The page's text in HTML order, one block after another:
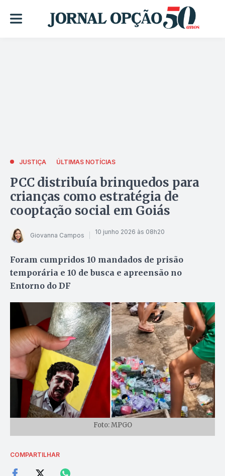
JUSTIÇA ÚLTIMAS NOTÍCIAS
PCC distribuía brinquedos para
crianças como estratégia de
cooptação social em Goiás
Giovanna Campos 10 junho 2026 às 08h20
Foram cumpridos 10 mandados de prisão
temporária e 10 de busca e apreensão no
Entorno do DF
Foto: MPGO
COMPARTILHAR